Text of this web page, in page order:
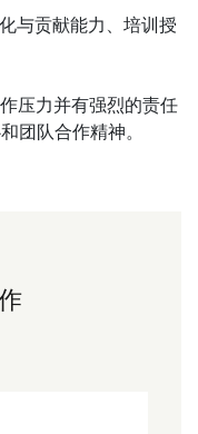
与贡献能力、培训授
压力并有强烈的责任
团队合作精神。